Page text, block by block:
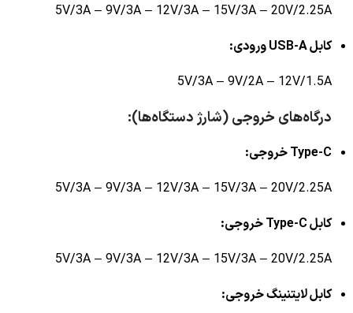
5V/3A – 9V/3A – 12V/3A – 15V/3A – 20V/2.25A
کابل USB-A ورودی:
5V/3A – 9V/2A – 12V/1.5A
درگاه‌های خروجی (شارژ دستگاه‌ها):
Type-C خروجی:
5V/3A – 9V/3A – 12V/3A – 15V/3A – 20V/2.25A
کابل Type-C خروجی:
5V/3A – 9V/3A – 12V/3A – 15V/3A – 20V/2.25A
کابل لایتنینگ خروجی: